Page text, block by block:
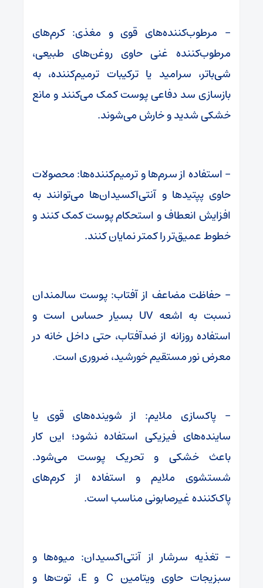
– مرطوب‌کننده‌های قوی و مغذی: کرم‌های
مرطوب‌کننده غنی حاوی روغن‌های طبیعی،
شی‌باتر، سرامید یا ترکیبات ترمیم‌کننده، به
بازسازی سد دفاعی پوست کمک می‌کنند و مانع
خشکی شدید و خارش می‌شوند.
– استفاده از سرم‌ها و ترمیم‌کننده‌ها: محصولات
حاوی پپتیدها و آنتی‌اکسیدان‌ها می‌توانند به
افزایش انعطاف و استحکام پوست کمک کنند و
خطوط عمیق‌تر را کمتر نمایان کنند.
– حفاظت مضاعف از آفتاب: پوست سالمندان
نسبت به اشعه UV بسیار حساس است و
استفاده روزانه از ضدآفتاب، حتی داخل خانه در
معرض نور مستقیم خورشید، ضروری است.
– پاکسازی ملایم: از شوینده‌های قوی یا
ساینده‌های فیزیکی استفاده نشود؛ این کار
باعث خشکی و تحریک پوست می‌شود.
شستشوی ملایم و استفاده از کرم‌های
پاک‌کننده غیرصابونی مناسب است.
– تغذیه سرشار از آنتی‌اکسیدان: میوه‌ها و
سبزیجات حاوی ویتامین C و E، توت‌ها و